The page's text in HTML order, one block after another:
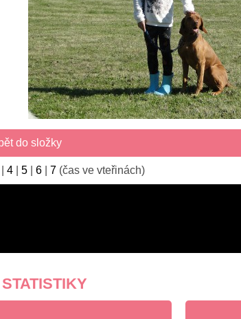
do složky
|4 |5 |6 |7 (čas ve vteřinách)
STATISTIKY